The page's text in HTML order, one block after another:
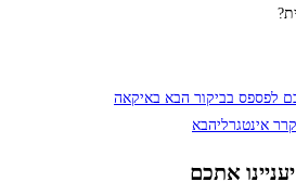
לפספס בביקור הבא באיקאה
אינטגרליהבא
אתכם